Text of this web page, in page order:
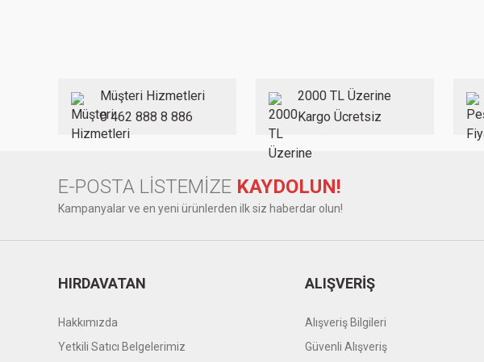
Ürün bilgilerinde hatalar bulunuyor.
Ürün fiyatı diğer sitelerden daha pahalı.
Bu ürüne benzer farklı alternatifler olmalı.
Müşteri Hizmetleri
0 462 888 8 886
2000 TL Üzerine
Kargo Ücretsiz
E-POSTA LİSTEMİZE KAYDOLUN!
Kampanyalar ve en yeni ürünlerden ilk siz haberdar olun!
HIRDAVATAN
Hakkımızda
Yetkili Satıcı Belgelerimiz
ALIŞVERİŞ
Alışveriş Bilgileri
Güvenli Alışveriş